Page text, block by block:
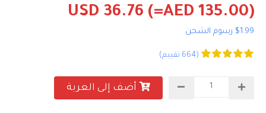
USD 36.76 (=AED 135.00)
$1.99 رسوم الشحن
(664 تقييم)
أضف إلى العربة